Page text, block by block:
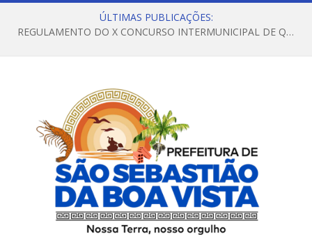
ÚLTIMAS PUBLICAÇÕES:
REGULAMENTO DO X CONCURSO INTERMUNICIPAL DE QUADRILHAS JUNINAS – 2026 – ARRAIÁ DA VENEZA